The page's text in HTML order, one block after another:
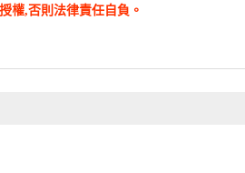
權,否則法律責任自負。